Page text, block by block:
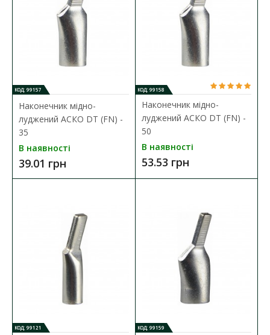
В закладки
КОД: 99157
Наконечник мідно-
луджений АСКО DT (FN) -
35
В наявності
39.01 грн
КОД: 99158
Наконечник мідно-
луджений АСКО DT (FN) -
50
В наявності
53.53 грн
КОД: 99121 КОД: 99159